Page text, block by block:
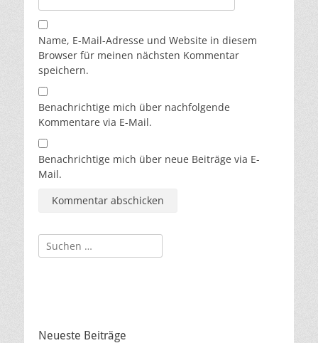
Name, E-Mail-Adresse und Website in diesem
Browser für meinen nächsten Kommentar
speichern.
Benachrichtige mich über nachfolgende
Kommentare via E-Mail.
Benachrichtige mich über neue Beiträge via E-
Mail.
Suchen
nach:
Neueste Beiträge